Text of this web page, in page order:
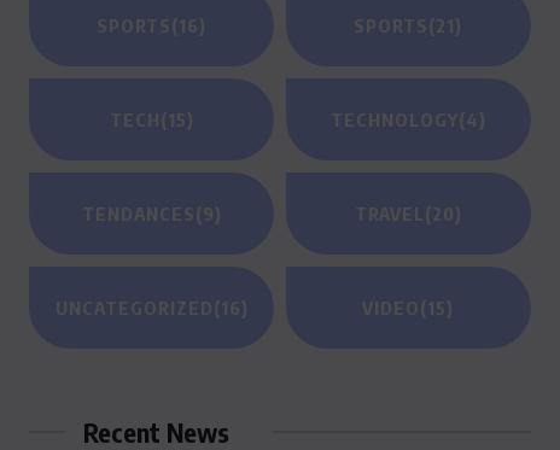
SPORTS(16) SPORTS(21)
TECH(15) TECHNOLOGY(4)
TENDANCES(9) TRAVEL (20)
UNCATEGORIZED(16) VIDEO(15)
Recent News